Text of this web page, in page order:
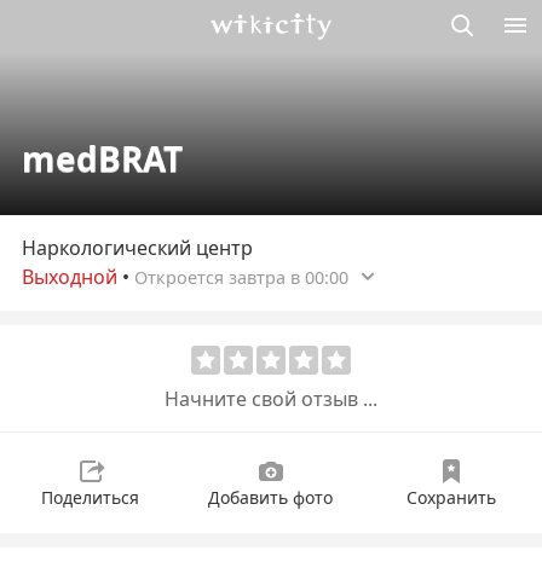
medBRAT
Наркологический центр
Выходной • Откроется завтра в 00:00
Начните свой отзыв ...
Поделиться Добавить фото Сохранить